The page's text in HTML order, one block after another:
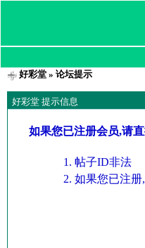
好彩堂» 论坛提示
好彩堂 提示信息
如果您已注册会员,请
帖子ID非法
如果您已注